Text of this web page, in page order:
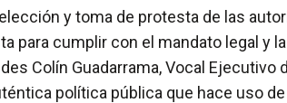
elección y toma de protesta de las
para cumplir con el mandato legal y
Colín Guadarrama, Vocal
política pública que hace uso